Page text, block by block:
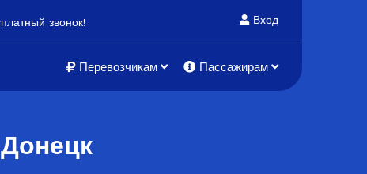
звонок! Вход
Перевозчикам Пассажирам